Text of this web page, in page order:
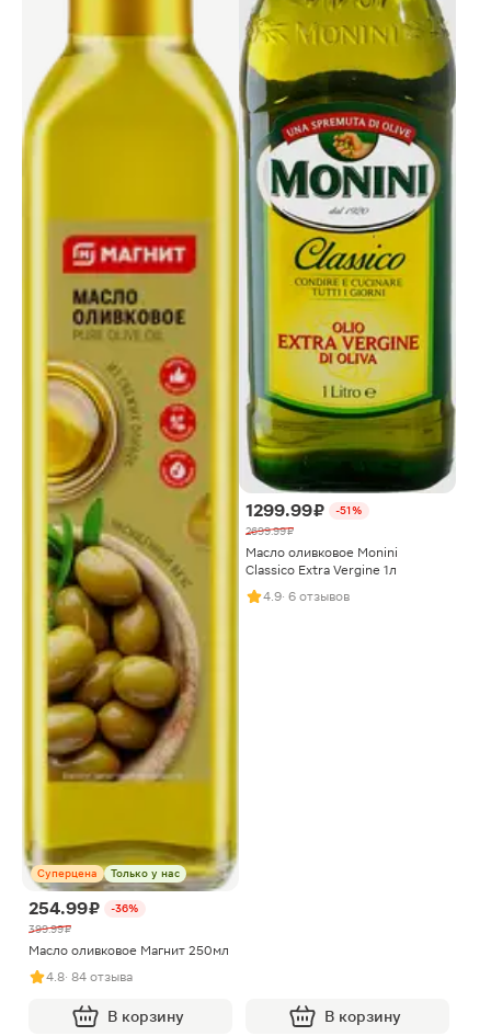
Суперцена Только у нас
254.99 ₽
-36%
399.99 ₽
Масло оливковое Магнит 250мл
4.8· 84 отзыва
В корзину
1299.99 ₽
-51%
2699.99 ₽
Масло оливковое Monini
Classico Extra Vergine 1л
4.9· 6 отзывов
В корзину